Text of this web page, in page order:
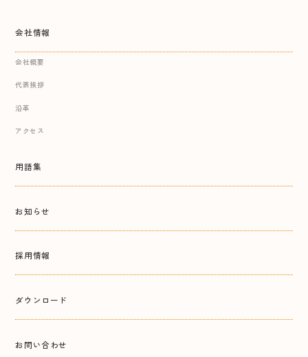
会社情報
会社概要
代表挨拶
沿革
アクセス
用語集
お知らせ
採用情報
ダウンロード
お問い合わせ